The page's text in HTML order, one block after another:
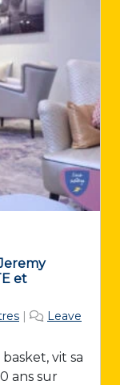
et
|
Leave
vit sa
ans sur